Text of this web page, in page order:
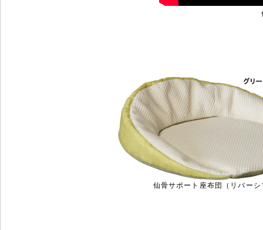
仙骨サポート座布団（リバーシ